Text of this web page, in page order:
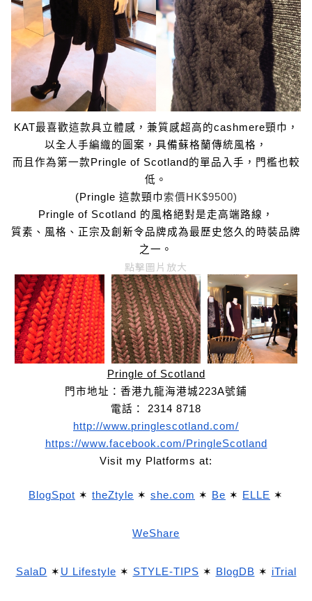
KAT最喜歡這款具立體感，兼質感超高的cashmere頸巾，
以全人手編織的圖案，具備蘇格蘭傳統風格，
而且作為第一款Pringle of Scotland的單品入手，門檻也較
低。
(Pringle 這款頸巾索價HK$9500)
Pringle of Scotland 的風格絕對是走高端路線，
質素、風格、正宗及創新令品牌成為最歷史悠久的時裝品牌
之一。
點擊圖片放大
Pringle of Scotland
門市地址：香港九龍海港城223A號鋪
電話： 2314 8718
http://www.pringlescotland.com/
https://www.facebook.com/PringleScotland
Visit my Platforms at:
BlogSpot ✶ theZtyle ✶ she.com ✶ Be ✶ ELLE ✶
WeShare
SalaD ✶ U Lifestyle ✶ STYLE-TIPS ✶ BlogDB ✶ iTrial